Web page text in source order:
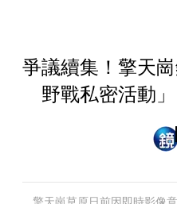
爭議續集！擎天
野戰私密活動